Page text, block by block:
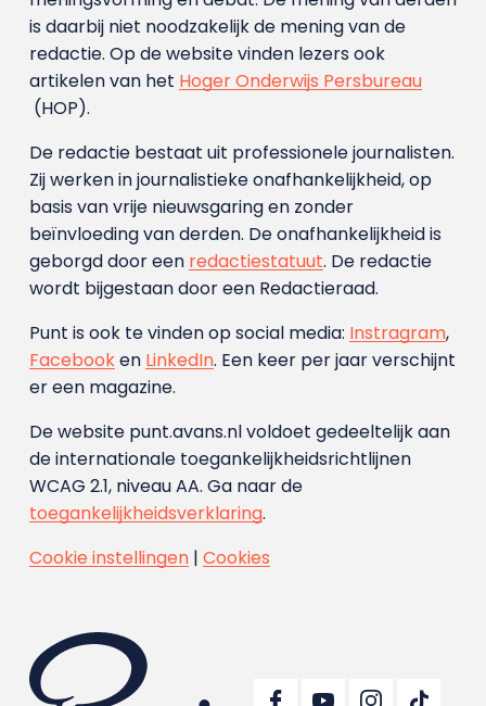
is daarbij niet noodzakelijk de mening van de
redactie. Op de website vinden lezers ook
artikelen van het Hoger Onderwijs Persbureau
(HOP).
De redactie bestaat uit professionele journalisten.
Zij werken in journalistieke onafhankelijkheid, op
basis van vrije nieuwsgaring en zonder
beïnvloeding van derden. De onafhankelijkheid is
geborgd door een redactiestatuut. De redactie
wordt bijgestaan door een Redactieraad.
Punt is ook te vinden op social media: Instragram,
Facebooken LinkedIn. Een keer per jaar verschijnt
er een magazine.
De website punt.avans.nl voldoet gedeeltelijk aan
de internationale toegankelijkheidsrichtlijnen
WCAG 2.1, niveau AA. Ga naar de
toegankelijkheidsverklaring.
Cookie instellingen| Cookies